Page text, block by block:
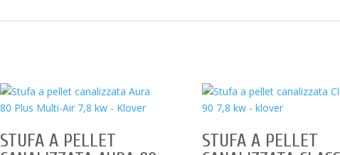
STUFA A PELLET
STUFA A PELLET